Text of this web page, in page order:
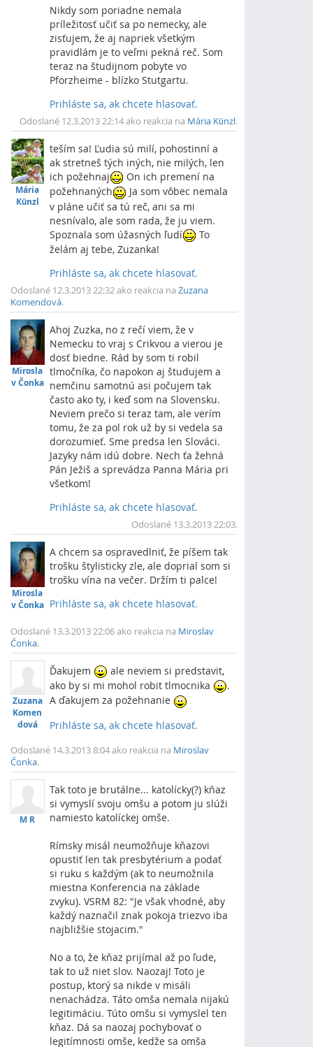
Nikdy som poriadne nemala
príležitosť učiť sa po nemecky, ale
zisťujem, že aj napriek všetkým
pravidlám je to veľmi pekná reč. Som
teraz na študijnom pobyte vo
Pforzheime - blízko Stutgartu.
Prihláste sa, ak chcete hlasovať.
Vrch
Odoslané 12.3.2013 22:14 ako reakcia na Mária Künzl.
Mária
Künzl
teším sa! Ľudia sú milí, pohostinní a
ak stretneš tých iných, nie milých, len
ich požehnaj
On ich premení na
požehnaných
Ja som vôbec nemala
v pláne učiť sa tú reč, ani sa mi
nesnívalo, ale som rada, že ju viem.
Spoznala som úžasných ľudí
To
želám aj tebe, Zuzanka!
Prihláste sa, ak chcete hlasovať.
Odoslané 12.3.2013 22:32 ako reakcia na Zuzana
Komendová.
Mirosla
v Čonka
Ahoj Zuzka, no z rečí viem, že v
Nemecku to vraj s Crikvou a vierou je
dosť biedne. Rád by som ti robil
tlmočníka, čo napokon aj študujem a
nemčinu samotnú asi počujem tak
často ako ty, i keď som na Slovensku.
Neviem prečo si teraz tam, ale verím
tomu, že za pol rok už by si vedela sa
dorozumieť. Sme predsa len Slováci.
Jazyky nám idú dobre. Nech ťa žehná
Pán Ježiš a sprevádza Panna Mária pri
všetkom!
Prihláste sa, ak chcete hlasovať.
Vrch
Odoslané 13.3.2013 22:03.
Mirosla
v Čonka
A chcem sa ospravedlniť, že píšem tak
trošku štylisticky zle, ale doprial som si
trošku vína na večer. Držím ti palce!
Prihláste sa, ak chcete hlasovať.
Odoslané 13.3.2013 22:06 ako reakcia na Miroslav
Čonka.
Zuzana
Komen
dová
Ďakujem
ale neviem si predstavit,
ako by si mi mohol robit tlmocnika
.
A ďakujem za požehnanie
Prihláste sa, ak chcete hlasovať.
Odoslané 14.3.2013 8:04 ako reakcia na Miroslav
Čonka.
M R
Tak toto je brutálne... katolícky(?) kňaz
si vymyslí svoju omšu a potom ju slúži
namiesto katolíckej omše.
Rímsky misál neumožňuje kňazovi
opustiť len tak presbytérium a podať
si ruku s každým (ak to neumožnila
miestna Konferencia na základe
zvyku). VSRM 82: "Je však vhodné, aby
každý naznačil znak pokoja triezvo iba
najbližšie stojacim."
No a to, že kňaz prijímal až po ľude,
tak to už niet slov. Naozaj! Toto je
postup, ktorý sa nikde v misáli
nenachádza. Táto omša nemala nijakú
legitimáciu. Túto omšu si vymyslel ten
kňaz. Dá sa naozaj pochybovať o
legitímnosti omše, kedže sa omša